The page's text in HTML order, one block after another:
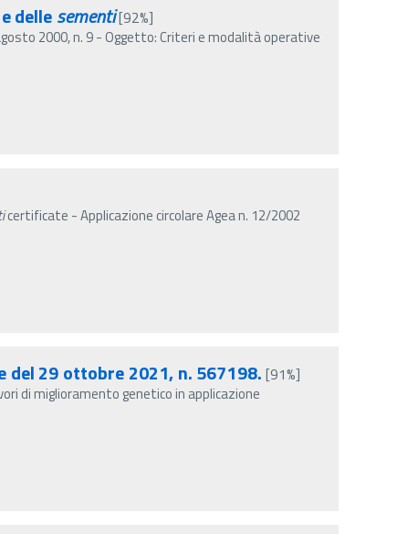
dellesementi[92%]
2000, n. 9 - Oggetto: Criteri e modalità operative
certificate - Applicazione circolare Agea n. 12/2002
29 ottobre 2021, n. 567198. [91%]
di miglioramento genetico in applicazione